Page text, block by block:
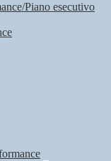
Piano esecutivo